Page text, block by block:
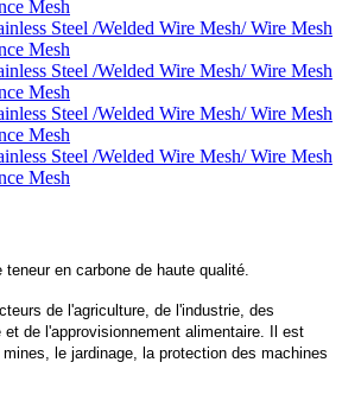
teneur en carbone de haute qualité.
de l'agriculture, de l'industrie, des
de l'approvisionnement alimentaire. Il est
le jardinage, la protection des machines